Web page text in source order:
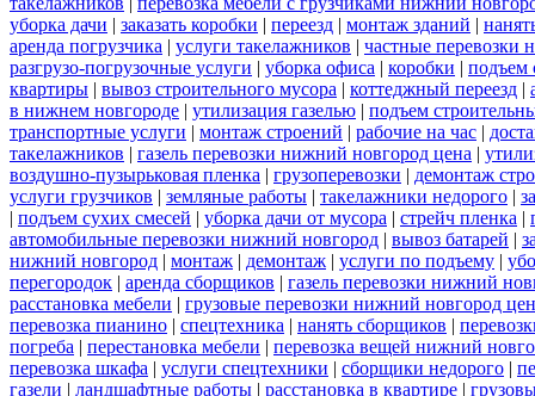
уборка дачи | заказать коробки | переезд | монтаж зданий |
аренда погрузчика | услуги такелажников | частные перевозки
разгрузо-погрузочные услуги | уборка офиса | коробки | подъем
квартиры | вывоз строительного мусора | коттеджный переезд |
в нижнем новгороде | утилизация газелью | подъем
транспортные услуги | монтаж строений | рабочие на час |
такелажников | газель перевозки нижний новгород цена |
воздушно-пузырьковая пленка | грузоперевозки | демонтаж
услуги грузчиков | земляные работы | такелажники недорого |
| подъем сухих смесей | уборка дачи от мусора | стрейч пленка |
автомобильные перевозки нижний новгород | вывоз батарей |
нижний новгород | монтаж | демонтаж | услуги по подъему |
перегородок | аренда сборщиков | газель перевозки нижний
расстановка мебели | грузовые перевозки нижний новгород
перевозка пианино | спецтехника | нанять сборщиков |
погреба | перестановка мебели | перевозка вещей нижний
перевозка шкафа | услуги спецтехники | сборщики недорого |
газели | ландшафтные работы | расстановка в квартире |